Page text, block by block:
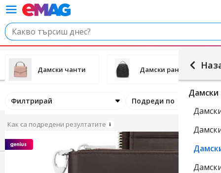
Дамски
Дамски чанти Дамски раници
Филтрирай Подреди по
Как са подредени резултатите